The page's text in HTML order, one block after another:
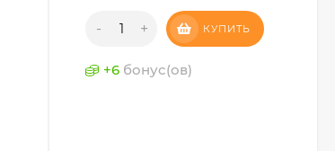
- + КУПИТЬ
+6 бонус(ов)